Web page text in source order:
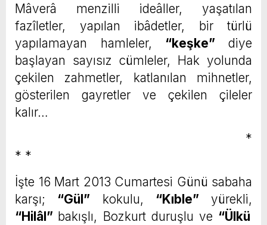
Mâverâ menzilli ideâller, yaşatılan
fazîletler, yapılan ibâdetler, bir türlü
yapılamayan hamleler, “keşke”diye
başlayan sayısız cümleler, Hak yolunda
çekilen zahmetler, katlanılan mihnetler,
gösterilen gayretler ve çekilen çileler
kalır…
*
* *
İşte 16 Mart 2013 Cumartesi Günü sabaha
karşı; “Gül” kokulu, “Kıble” yürekli,
“Hilâl” bakışlı, Bozkurt duruşlu ve “Ülkü